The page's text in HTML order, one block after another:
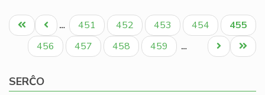
en
la
Pagination
Unua
paĝo
Antaŭa
paĝo
… Paĝo
451 Paĝo
452 Paĝo
453 Paĝo
454
Aktuala
paĝo
455
Paĝo
456 Paĝo
457 Paĝo
458 Paĝo
459 …
Last
page
Next
page
SERĈO